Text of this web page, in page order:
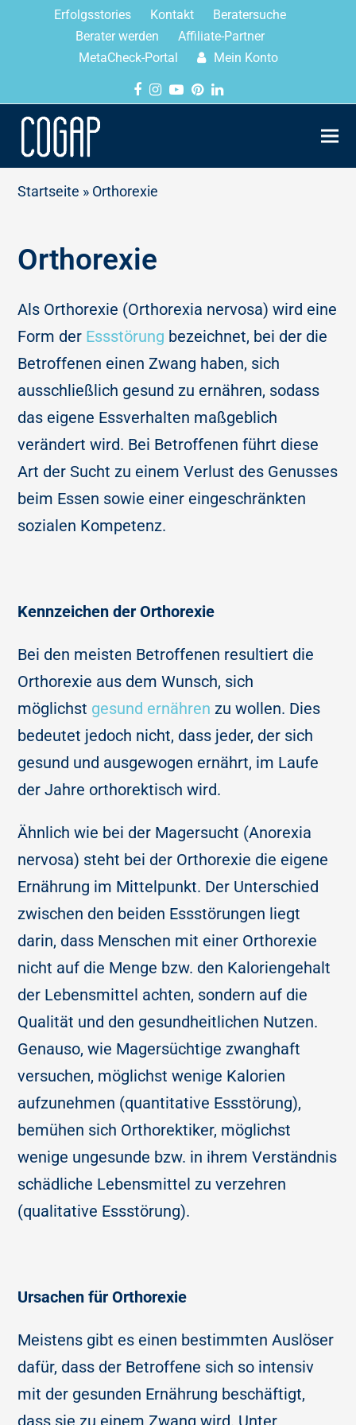
Erfolgsstories Kontakt
Beratersuche
Berater werden
Affiliate-Partner
MetaCheck-Portal
Mein Konto
Startseite » Orthorexie
Orthorexie
Als Orthorexie (Orthorexia nervosa) wird eine
Form der Essstörung bezeichnet, bei der die
Betroffenen einen Zwang haben, sich
ausschließlich gesund zu ernähren, sodass
das eigene Essverhalten maßgeblich
verändert wird. Bei Betroffenen führt diese
Art der Sucht zu einem Verlust des Genusses
beim Essen sowie einer eingeschränkten
sozialen Kompetenz.
Kennzeichen der Orthorexie
Bei den meisten Betroffenen resultiert die
Orthorexie aus dem Wunsch, sich
möglichst gesund ernähren zu wollen. Dies
bedeutet jedoch nicht, dass jeder, der sich
gesund und ausgewogen ernährt, im Laufe
der Jahre orthorektisch wird.
Ähnlich wie bei der Magersucht (Anorexia
nervosa) steht bei der Orthorexie die eigene
Ernährung im Mittelpunkt. Der Unterschied
zwischen den beiden Essstörungen liegt
darin, dass Menschen mit einer Orthorexie
nicht auf die Menge bzw. den Kaloriengehalt
der Lebensmittel achten, sondern auf die
Qualität und den gesundheitlichen Nutzen.
Genauso, wie Magersüchtige zwanghaft
versuchen, möglichst wenige Kalorien
aufzunehmen (quantitative Essstörung),
bemühen sich Orthorektiker, möglichst
wenige ungesunde bzw. in ihrem Verständnis
schädliche Lebensmittel zu verzehren
(qualitative Essstörung).
Ursachen für Orthorexie
Meistens gibt es einen bestimmten Auslöser
dafür, dass der Betroffene sich so intensiv
mit der gesunden Ernährung beschäftigt,